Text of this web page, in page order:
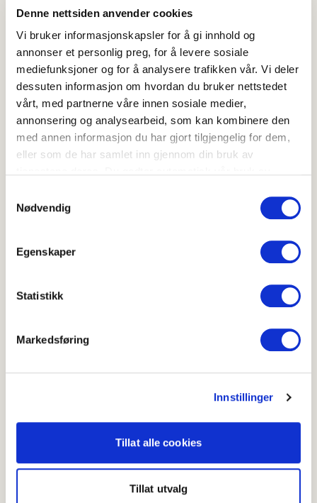
Denne nettsiden anvender cookies
Vi bruker informasjonskapsler for å gi innhold og
annonser et personlig preg, for å levere sosiale
mediefunksjoner og for å analysere trafikken vår. Vi deler
dessuten informasjon om hvordan du bruker nettstedet
vårt, med partnerne våre innen sosiale medier,
annonsering og analysearbeid, som kan kombinere den
med annen informasjon du har gjort tilgjengelig for dem,
eller som de har samlet inn gjennom din bruk av
Nødvendig
Egenskaper
Statistikk
Markedsføring
Innstillinger
Tillat alle cookies
Tillat utvalg
40-60 min
Fargerike
pannekaker
Fargerike pannekaker
Tomatrisotto
3.4
Tomatrisotto
Enkle og billige supper
Kremet blomkålsuppe